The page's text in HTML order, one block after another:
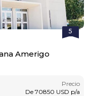
5
Amerigo
Precio
De 70850 USD p/a